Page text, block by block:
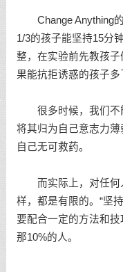
Change Anything的
1/3的孩子能坚持15分
整，在实验前先教孩
果能抗拒诱惑的孩子多
很多时候，我们不
将其归为自己意志力
自己无可救药。
而实际上，对任何
样，都是有限的。“坚
要配合一定的方法和
那10%的人。